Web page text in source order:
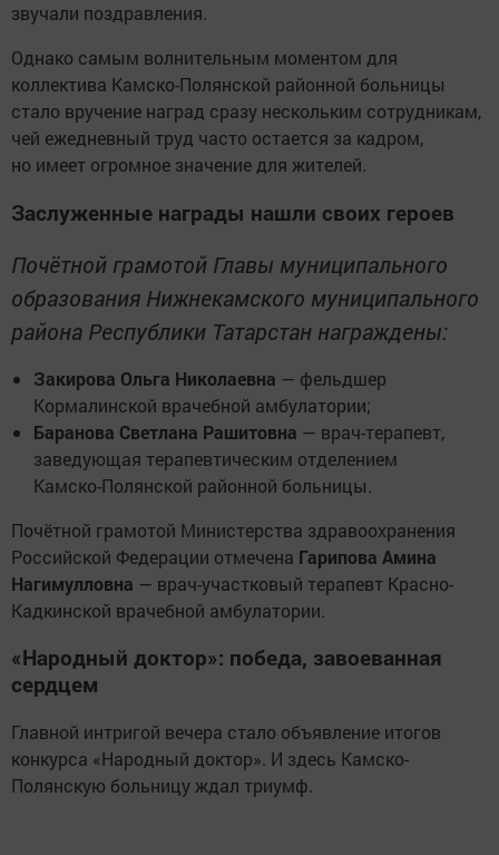
звучали поздравления.
Однако самым волнительным моментом для
коллектива Камско-Полянской районной больницы
стало вручение наград сразу нескольким сотрудникам,
чей ежедневный труд часто остается за кадром,
но имеет огромное значение для жителей.
Заслуженные награды нашли своих героев
Почётной грамотой Главы муниципального
образования Нижнекамского муниципального
района Республики Татарстан награждены:
Закирова Ольга Николаевна — фельдшер
Кормалинской врачебной амбулатории;
Баранова Светлана Рашитовна — врач-терапевт,
заведующая терапевтическим отделением
Камско-Полянской районной больницы.
Почётной грамотой Министерства здравоохранения
Российской Федерации отмечена Гарипова Амина
Нагимулловна — врач-участковый терапевт Красно-
Кадкинской врачебной амбулатории.
«Народный доктор»: победа, завоеванная
сердцем
Главной интригой вечера стало объявление итогов
конкурса «Народный доктор». И здесь Камско-
Полянскую больницу ждал триумф.